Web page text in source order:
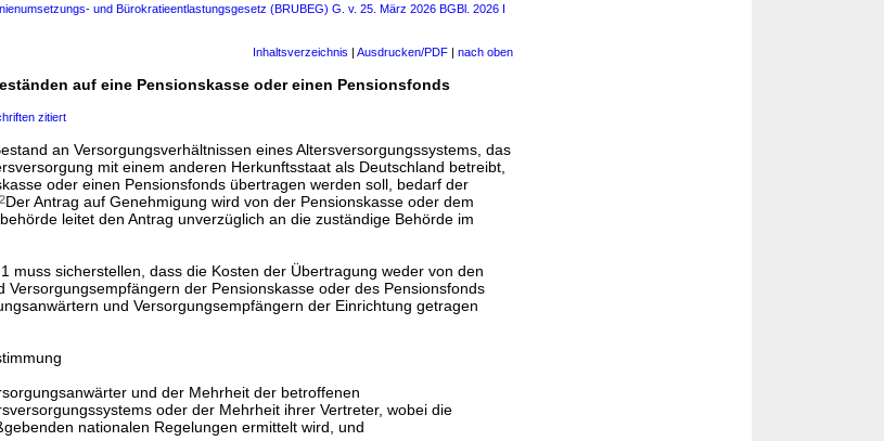
und Bürokratieentlastungsgesetz (BRUBEG) G. v. 25. März 2026 BGBl. 2026 I
Inhaltsverzeichnis | Ausdrucken/PDF | nach oben
auf eine Pensionskasse oder einen Pensionsfonds
zitiert
an Versorgungsverhältnissen eines Altersversorgungssystems, das
mit einem anderen Herkunftsstaat als Deutschland betreibt,
oder einen Pensionsfonds übertragen werden soll, bedarf der
2Der Antrag auf Genehmigung wird von der Pensionskasse oder dem
leitet den Antrag unverzüglich an die zuständige Behörde im
muss sicherstellen, dass die Kosten der Übertragung weder von den
Versorgungsempfängern der Pensionskasse oder des Pensionsfonds
und Versorgungsempfängern der Einrichtung getragen
und der Mehrheit der betroffenen
oder der Mehrheit ihrer Vertreter, wobei die
nationalen Regelungen ermittelt wird, und